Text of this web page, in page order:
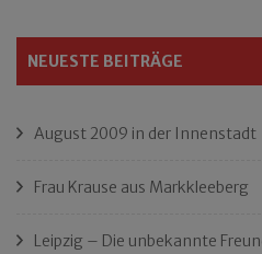
NEUESTE BEITRÄGE
August 2009 in der Innenstadt
Frau Krause aus Markkleeberg
Leipzig – Die unbekannte